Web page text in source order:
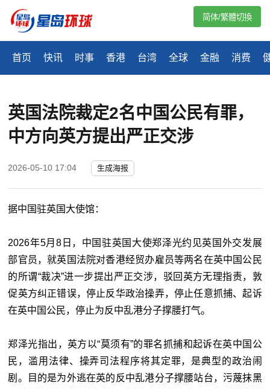
首页 快讯 时事 香港 台湾 全球 金融 消费
简体/繁體切換
英国法院裁定2名中国公民有罪，
中方向英方提出严正交涉
2026-05-10 17:04 生成海报
据中国驻英国大使馆：
2026年5月8日，中国驻英国大使郑泽光约见英国外交发展
部官员，就英国法院对香港经贸办雇员等两名在英中国公民
的所谓“裁决”进一步提出严正交涉，驳回英方无理指责，敦
促英方纠正错误，停止反华政治操弄，停止任意抓捕、起诉
在英中国公民，停止为反中乱港分子撑腰打气。
郑泽光指出，英方以“莫须有”的罪名抓捕和起诉在英中国公
民，滥用法律、操弄司法程序将其定罪，是典型的政治闹
剧。目的是为外逃在英的反中乱港分子撑腰站台，污蔑抹黑